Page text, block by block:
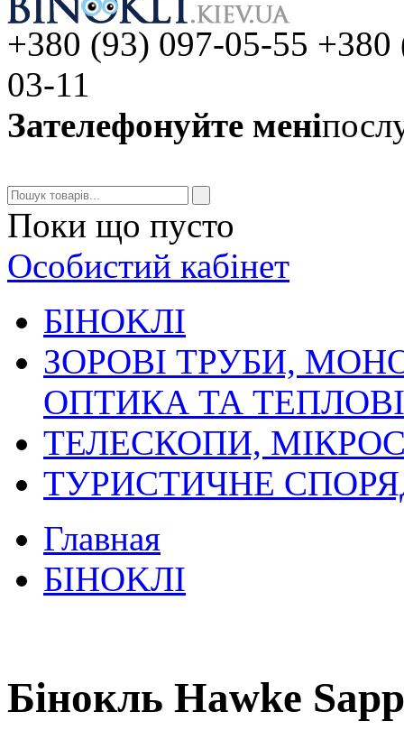
+380 (93) 097-05-55
03-11
Зателефонуйте мені
Поки що пусто
Особистий кабінет
БIHOKЛI
ЗОРОВІ ТРУБИ,
ОПТИКА ТА
ТЕЛЕСКОПИ,
ТУРИСТИЧНЕ
Главная
БIHOKЛI
Бінокль Hawke